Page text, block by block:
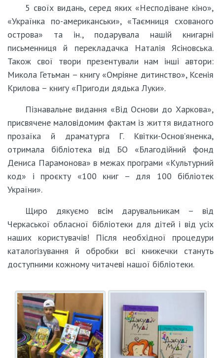
5 своїх видань, серед яких «Несподіване кіно»,
«Українка по-американськи», «Таємниця схованого
острова» та ін., подарувала нашій книгарні
письменниця й перекладачка Наталія Ясіновська.
Також свої твори презентували нам інші автори:
Микола Гетьман – книгу «Омріяне дитинство», Ксенія
Крилова – книгу «Пригоди дядька Луки».
Пізнавальне видання «Від Основи до Харкова»,
присвячене маловідомим фактам із життя видатного
прозаїка й драматурга Г. Квітки-Основ’яненка,
отримала бібліотека від БО «Благодійний фонд
Дениса Парамонова» в межах програми «Культурний
код» і проєкту «100 книг – для 100 бібліотек
України».
Щиро дякуємо всім дарувальникам – від
Черкаської обласної бібліотеки для дітей і від усіх
наших користувачів! Після необхідної процедури
каталогізування й обробки всі книжечки стануть
доступними кожному читачеві нашої бібліотеки.